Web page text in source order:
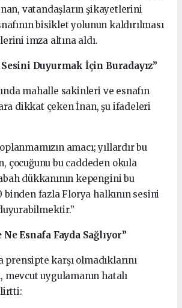
vatandaşların şikayetlerini
bisiklet yolunun kaldırılması
imza altına aldı.
Duyurmak İçin Buradayız”
mahalle sakinleri ve esnafın
dikkat çeken İnan, şu ifadeleri
amacı; yıllardır bu
çocuğunu bu caddeden okula
dükkanının kepengini bu
binden fazla Florya halkının sesini
Esnafa Fayda Sağlıyor”
karşı olmadıklarını
uygulamanın hatalı